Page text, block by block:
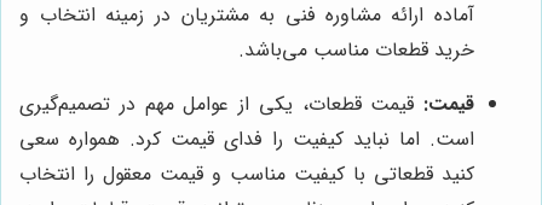
آماده ارائه مشاوره فنی به مشتریان در زمینه انتخاب و
خرید قطعات مناسب می‌باشد.
قیمت: قیمت قطعات، یکی از عوامل مهم در تصمیم‌گیری
است. اما نباید کیفیت را فدای قیمت کرد. همواره سعی
کنید قطعاتی با کیفیت مناسب و قیمت معقول را انتخاب